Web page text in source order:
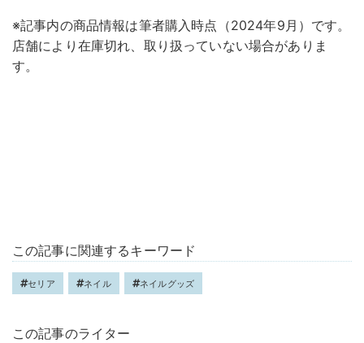
※記事内の商品情報は筆者購入時点（2024年9月）です。
店舗により在庫切れ、取り扱っていない場合がありま
す。
この記事に関連するキーワード
セリア ネイル ネイルグッズ
この記事のライター